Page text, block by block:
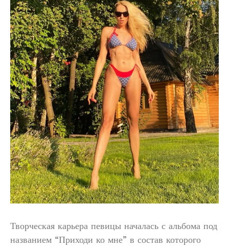
Творческая карьера певицы началась с альбома под
названием “Приходи ко мне” в состав которого